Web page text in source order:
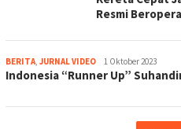
Resmi
BERITA, JURNAL VIDEOjurnal
1 Oktober 2023
Indonesia “Runner Up”